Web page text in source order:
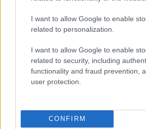
I want to allow Google to enable
related to personalization.
I want to allow Google to enable
related to security, including
functionality and fraud prevention,
user protection.
CONFIRM
4. diciembre 2020 PorJesus Gallo|
¿Llegará Sergio Ramos al partido contra el
el Atlético? Te traemos las últimas noticias de
cuenta atrás.